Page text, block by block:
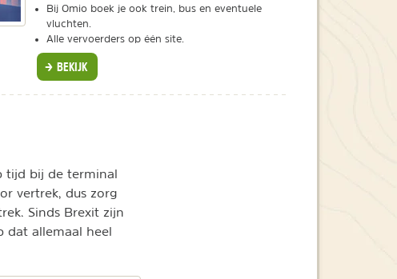
Bij Omio boek je ook trein, bus en eventuele
vluchten.
Alle vervoerders op één site.
BEKIJK
tijd bij de terminal
vertrek, dus zorg
Sinds Brexit zijn
dat allemaal heel